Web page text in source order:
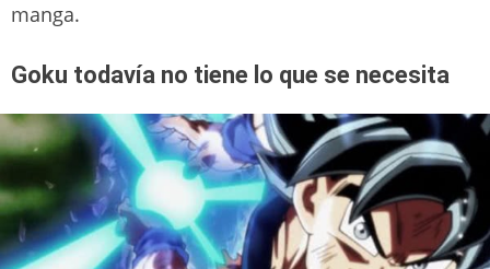
manga.
Goku todavía no tiene lo que se necesita